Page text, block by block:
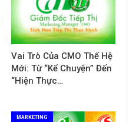
Vai Trò Của CMO Thế Hệ
Mới: Từ “Kể Chuyện” Đến
“Hiện Thực…
MARKETING